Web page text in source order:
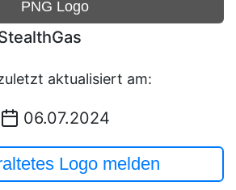
PNG Logo
aktualisiert am:
06.07.2024
Logo melden